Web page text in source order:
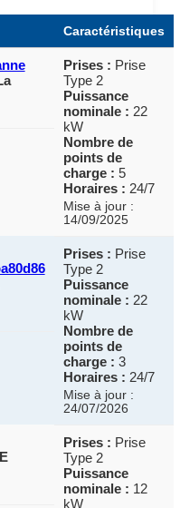
Caractéristiques
Prises : Prise
Type 2
Puissance
nominale : 22
kW
Nombre de
points de
charge : 5
Horaires : 24/7
Mise à jour :
14/09/2025
Prises : Prise
Type 2
Puissance
nominale : 22
kW
Nombre de
points de
charge : 3
Horaires : 24/7
Mise à jour :
24/07/2026
Prises : Prise
Type 2
Puissance
nominale : 12
kW